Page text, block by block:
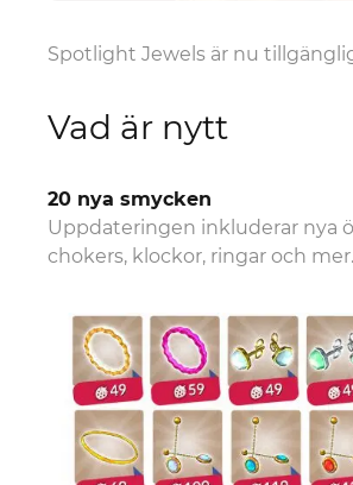
Spotlight Jewels är nu
Vad är nytt
20 nya smycken
Uppdateringen inkluderar nya
chokers, klockor, ringar och mer.